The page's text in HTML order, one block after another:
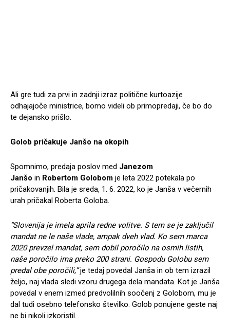
Ali gre tudi za prvi in zadnji izraz politične kurtoazije
odhajajoče ministrice, bomo videli ob primopredaji, če bo do
te dejansko prišlo.
Golob pričakuje Janšo na okopih
Spomnimo, predaja poslov med Janezom
Janšo in Robertom Golobom je leta 2022 potekala po
pričakovanjih. Bila je sreda, 1. 6. 2022, ko je Janša v večernih
urah pričakal Roberta Goloba.
“Slovenija je imela aprila redne volitve. S tem se je zaključil
mandat ne le naše vlade, ampak dveh vlad. Ko sem marca
2020 prevzel mandat, sem dobil poročilo na osmih listih,
naše poročilo ima preko 200 strani. Gospodu Golobu sem
predal obe poročili,”je tedaj povedal Janša in ob tem izrazil
željo, naj vlada sledi vzoru drugega dela mandata. Kot je Janša
povedal v enem izmed predvolilnih soočenj z Golobom, mu je
dal tudi osebno telefonsko številko. Golob ponujene geste naj
ne bi nikoli izkoristil.